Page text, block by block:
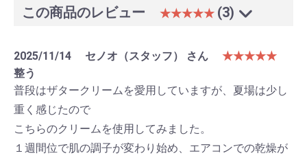
この商品のレビュー ★★★★★ (3)
2025/11/14 セノオ（スタッフ） さん
★★★★★
整う
普段はザタークリームを愛用していますが、夏場は少し
重く感じたので
こちらのクリームを使用してみました。
１週間位で肌の調子が変わり始め、エアコンでの乾燥が